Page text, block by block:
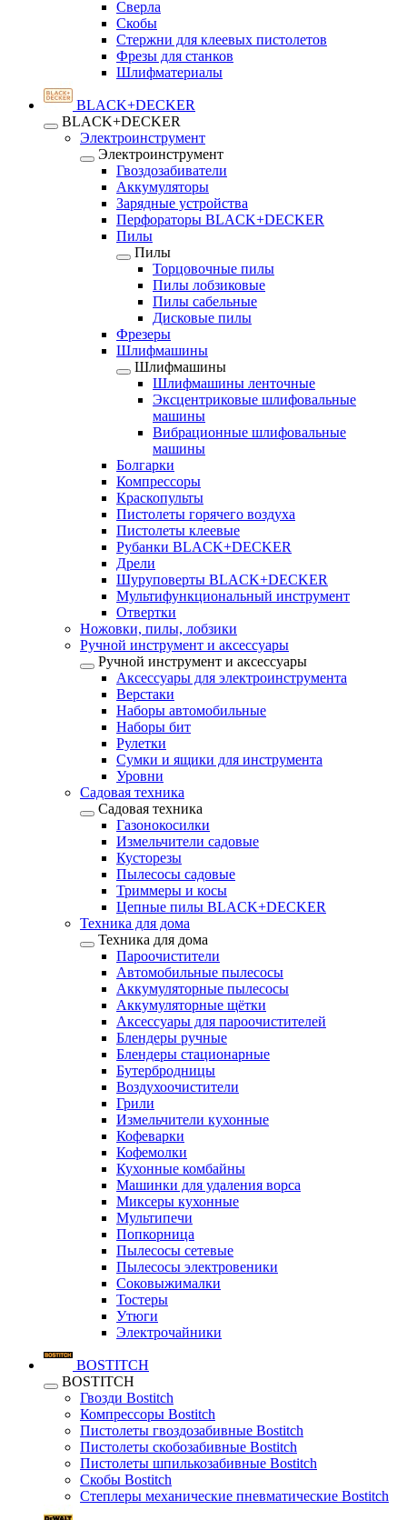
Сверла
Скобы
Стержни для клеевых пистолетов
Фрезы для станков
Шлифматериалы
BLACK+DECKER
BLACK+DECKER
Электроинструмент
Электроинструмент
Гвоздозабиватели
Аккумуляторы
Зарядные устройства
Перфораторы BLACK+DECKER
Пилы
Пилы
Торцовочные пилы
Пилы лобзиковые
Пилы сабельные
Дисковые пилы
Фрезеры
Шлифмашины
Шлифмашины
Шлифмашины ленточные
Эксцентриковые шлифовальные
машины
Вибрационные шлифовальные
машины
Болгарки
Компрессоры
Краскопульты
Пистолеты горячего воздуха
Пистолеты клеевые
Рубанки BLACK+DECKER
Дрели
Шуруповерты BLACK+DECKER
Мультифункциональный инструмент
Отвертки
Ножовки, пилы, лобзики
Ручной инструмент и аксессуары
Ручной инструмент и аксессуары
Аксессуары для электроинструмента
Верстаки
Наборы автомобильные
Наборы бит
Рулетки
Сумки и ящики для инструмента
Уровни
Садовая техника
Садовая техника
Газонокосилки
Измельчители садовые
Кусторезы
Пылесосы садовые
Триммеры и косы
Цепные пилы BLACK+DECKER
Техника для дома
Техника для дома
Пароочистители
Автомобильные пылесосы
Аккумуляторные пылесосы
Аккумуляторные щётки
Аксессуары для пароочистителей
Блендеры ручные
Блендеры стационарные
Бутербродницы
Воздухоочистители
Грили
Измельчители кухонные
Кофеварки
Кофемолки
Кухонные комбайны
Машинки для удаления ворса
Миксеры кухонные
Мультипечи
Попкорница
Пылесосы сетевые
Пылесосы электровеники
Соковыжималки
Тостеры
Утюги
Электрочайники
BOSTITCH
BOSTITCH
Гвозди Bostitch
Компрессоры Bostitch
Пистолеты гвоздозабивные Bostitch
Пистолеты скобозабивные Bostitch
Пистолеты шпилькозабивные Bostitch
Скобы Bostitch
Степлеры механические пневматические Bostitch